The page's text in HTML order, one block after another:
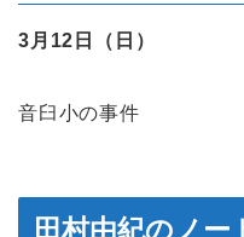
3月12日（日）
音臼小の事件
田村由紀のノー